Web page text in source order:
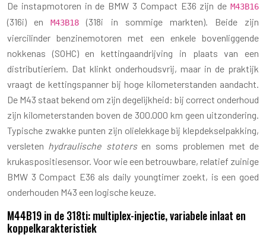
De instapmotoren in de BMW 3 Compact E36 zijn de M43B16
(316i) enM43B18
(318i in sommige markten). Beide zijn
viercilinder benzinemotoren met een enkele bovenliggende
nokkenas (SOHC) en kettingaandrijving in plaats van een
distributieriem. Dat klinkt onderhoudsvrij, maar in de praktijk
vraagt de kettingspanner bij hoge kilometerstanden aandacht.
De M43 staat bekend om zijn degelijkheid: bij correct onderhoud
zijn kilometerstanden boven de 300.000 km geen uitzondering.
Typische zwakke punten zijn olielekkage bij klepdekselpakking,
versleten hydraulische stotersen soms problemen met de
krukaspositie­sensor. Voor wie een betrouwbare, relatief zuinige
BMW 3 Compact E36 als daily youngtimer zoekt, is een goed
onderhouden M43 een logische keuze.
M44B19 in de 318ti: multiplex-injectie, variabele inlaat en
koppelkarakteristiek